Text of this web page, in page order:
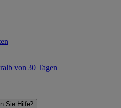
von 30 Tagen
Sie Hilfe?